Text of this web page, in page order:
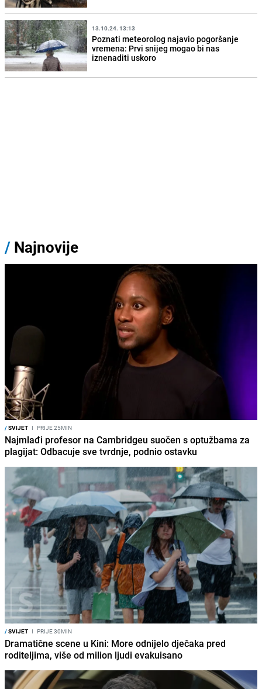
13.10.24. 13:13
Poznati meteorolog najavio pogoršanje
vremena: Prvi snijeg mogao bi nas
iznenaditi uskoro
/ Najnovije
/SVIJET I PRIJE 25MIN
Najmlađi profesor na Cambridgeu suočen s optužbama za
plagijat: Odbacuje sve tvrdnje, podnio ostavku
/SVIJET I PRIJE 30MIN
Dramatične scene u Kini: More odnijelo dječaka pred
roditeljima, više od milion ljudi evakuisano